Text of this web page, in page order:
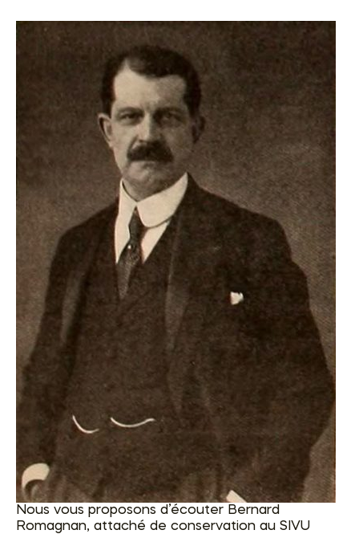
Nous vous proposons d’écouter Bernard
Romagnan, attaché de conservation au SIVU